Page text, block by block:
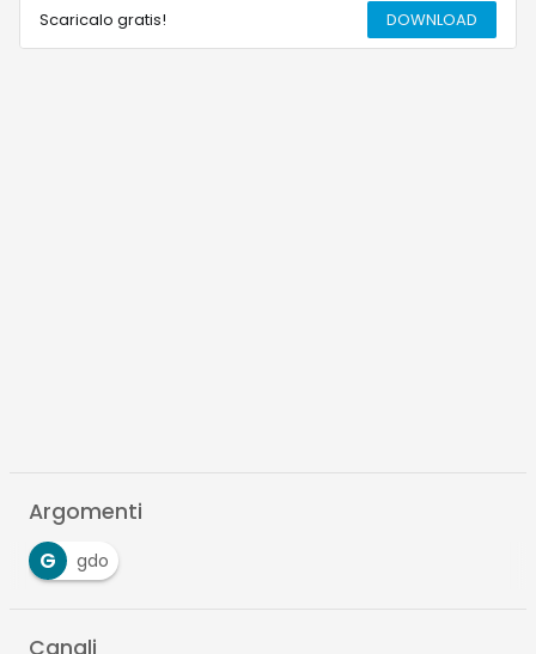
Scaricalo gratis! DOWNLOAD
Argomenti
G
gdo